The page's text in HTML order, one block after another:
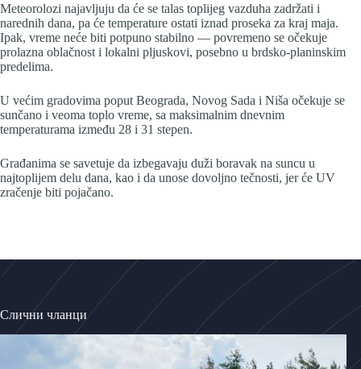
Meteorolozi najavljuju da će se talas toplijeg vazduha zadržati i
narednih dana, pa će temperature ostati iznad proseka za kraj maja.
Ipak, vreme neće biti potpuno stabilno — povremeno se očekuje
prolazna oblačnost i lokalni pljuskovi, posebno u brdsko-planinskim
predelima.
U većim gradovima poput Beograda, Novog Sada i Niša očekuje se
sunčano i veoma toplo vreme, sa maksimalnim dnevnim
temperaturama između 28 i 31 stepen.
Građanima se savetuje da izbegavaju duži boravak na suncu u
najtoplijem delu dana, kao i da unose dovoljno tečnosti, jer će UV
zračenje biti pojačano.
Слични чланци